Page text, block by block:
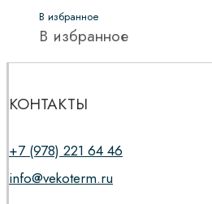
В избранное
В избранное
КОНТАКТЫ
+7 (978) 221 64 46
info@vekoterm.ru